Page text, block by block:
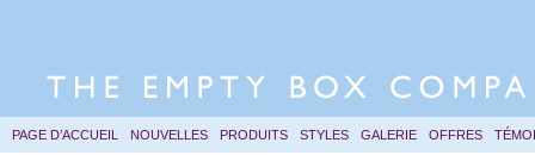
PAGE D’ACCUEIL NOUVELLES PRODUITS STYLES GALERIE OFFRES